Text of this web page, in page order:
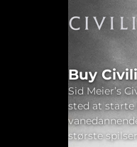
Buy
Sid Meier’s
sted at starte
største